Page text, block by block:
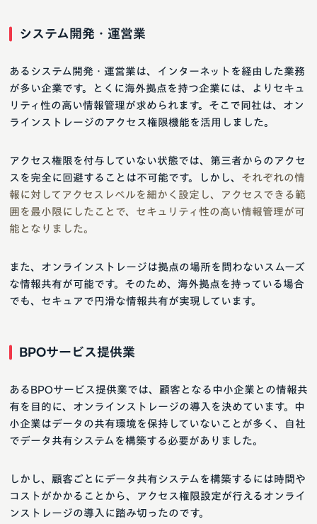
システム開発・運営業
あるシステム開発・運営業は、インターネットを経由した業務
が多い企業です。とくに海外拠点を持つ企業には、よりセキュ
リティ性の高い情報管理が求められます。そこで同社は、オン
ラインストレージのアクセス権限機能を活用しました。
アクセス権限を付与していない状態では、第三者からのアクセ
スを完全に回避することは不可能です。しかし、 それぞれの情
報に対してアクセスレベルを細かく設定し、アクセスできる範
囲を最小限にしたことで、セキュリティ性の高い情報管理が可
能となりました。
また、オンラインストレージは拠点の場所を問わないスムーズ
な情報共有が可能です。そのため、海外拠点を持っている場合
でも、セキュアで円滑な情報共有が実現しています。
BPOサービス提供業
あるBPOサービス提供業では、顧客となる中小企業との情報共
有を目的に、オンラインストレージの導入を決めています。中
小企業はデータの共有環境を保持していないことが多く、自社
でデータ共有システムを構築する必要がありました。
しかし、顧客ごとにデータ共有システムを構築するには時間や
コストがかかることから、アクセス権限設定が行えるオンライ
ンストレージの導入に踏み切ったのです。